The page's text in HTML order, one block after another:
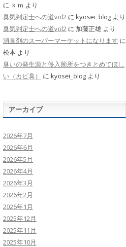
に ｋｍ より
臭気判定士への道vol2 に kyosei_blog より
臭気判定士への道vol2 に 加藤正雄 より
消臭剤のスーパーマーケットになります に
松本 より
臭いの発生源と侵入箇所をつきとめてほし
い（カビ臭）
に kyosei_blog より
アーカイブ
2026年7月
2026年6月
2026年5月
2026年4月
2026年3月
2026年2月
2026年1月
2025年12月
2025年11月
2025年10月